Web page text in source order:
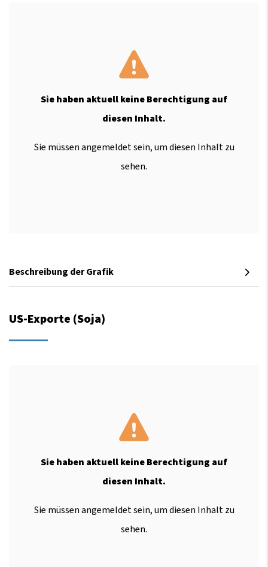
Sie haben aktuell keine Berechtigung auf
diesen Inhalt.
Sie müssen angemeldet sein, um diesen Inhalt zu
sehen.
Beschreibung der Grafik
US-Exporte (Soja)
Sie haben aktuell keine Berechtigung auf
diesen Inhalt.
Sie müssen angemeldet sein, um diesen Inhalt zu
sehen.